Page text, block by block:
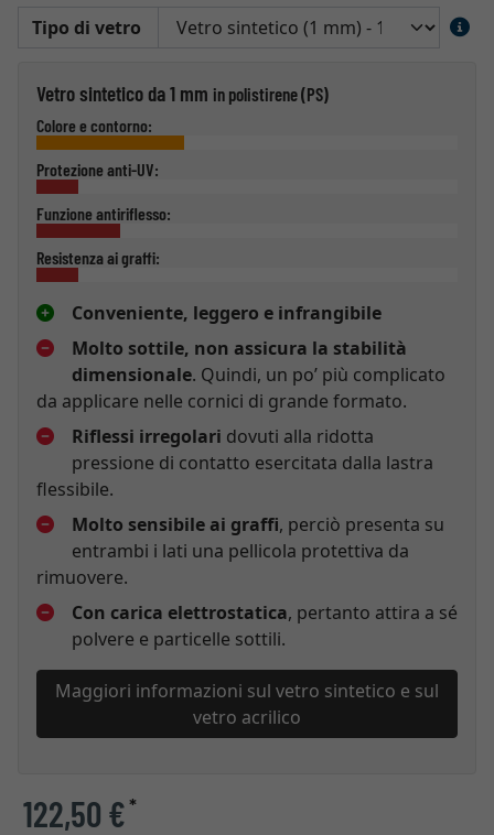
Tipo di vetro
Vetro sintetico da 1 mm in polistirene (PS)
Colore e contorno:
Protezione anti-UV:
Funzione antiriflesso:
Resistenza ai graffi:
Conveniente, leggero e infrangibile
Molto sottile, non assicura la stabilità
dimensionale. Quindi, un po’ più complicato
da applicare nelle cornici di grande formato.
Riflessi irregolari dovuti alla ridotta
pressione di contatto esercitata dalla lastra
flessibile.
Molto sensibile ai graffi, perciò presenta su
entrambi i lati una pellicola protettiva da
rimuovere.
Con carica elettrostatica, pertanto attira a sé
polvere e particelle sottili.
Maggiori informazioni sul vetro sintetico e sul
vetro acrilico
122,50 €*